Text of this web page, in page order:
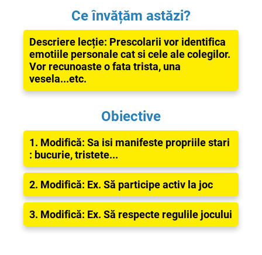
Ce învățăm astăzi?
Descriere lecție: Prescolarii vor identifica
emotiile personale cat si cele ale colegilor.
Vor recunoaste o fata trista, una
vesela...etc.
Obiective
1. Modifică: Sa isi manifeste propriile stari
: bucurie, tristete...
2. Modifică: Ex. Să participe activ la joc
3. Modifică: Ex. Să respecte regulile jocului